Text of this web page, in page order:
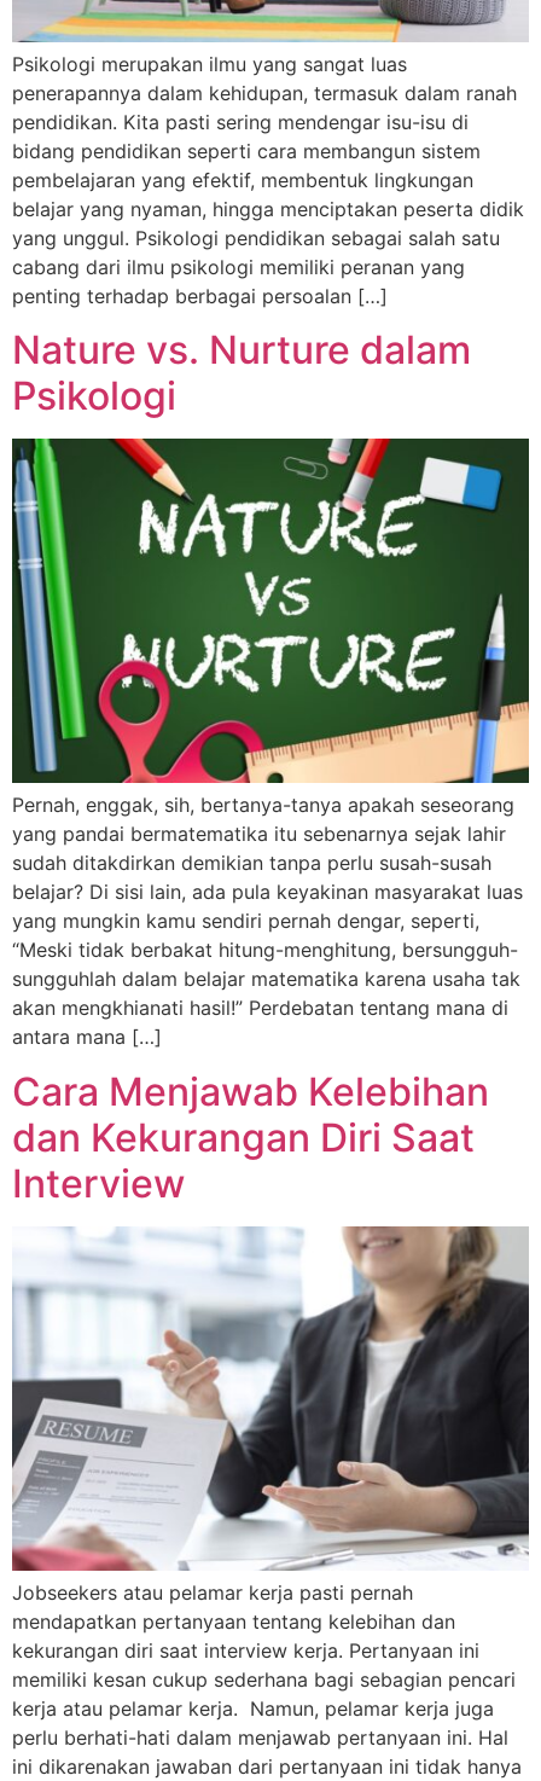
Psikologi merupakan ilmu yang sangat luas
penerapannya dalam kehidupan, termasuk dalam ranah
pendidikan. Kita pasti sering mendengar isu-isu di
bidang pendidikan seperti cara membangun sistem
pembelajaran yang efektif, membentuk lingkungan
belajar yang nyaman, hingga menciptakan peserta didik
yang unggul. Psikologi pendidikan sebagai salah satu
cabang dari ilmu psikologi memiliki peranan yang
penting terhadap berbagai persoalan […]
Nature vs. Nurture dalam
Psikologi
Pernah, enggak, sih, bertanya-tanya apakah seseorang
yang pandai bermatematika itu sebenarnya sejak lahir
sudah ditakdirkan demikian tanpa perlu susah-susah
belajar? Di sisi lain, ada pula keyakinan masyarakat luas
yang mungkin kamu sendiri pernah dengar, seperti,
“Meski tidak berbakat hitung-menghitung, bersungguh-
sungguhlah dalam belajar matematika karena usaha tak
akan mengkhianati hasil!” Perdebatan tentang mana di
antara mana […]
Cara Menjawab Kelebihan
dan Kekurangan Diri Saat
Interview
Jobseekers atau pelamar kerja pasti pernah
mendapatkan pertanyaan tentang kelebihan dan
kekurangan diri saat interview kerja. Pertanyaan ini
memiliki kesan cukup sederhana bagi sebagian pencari
kerja atau pelamar kerja. Namun, pelamar kerja juga
perlu berhati-hati dalam menjawab pertanyaan ini. Hal
ini dikarenakan jawaban dari pertanyaan ini tidak hanya